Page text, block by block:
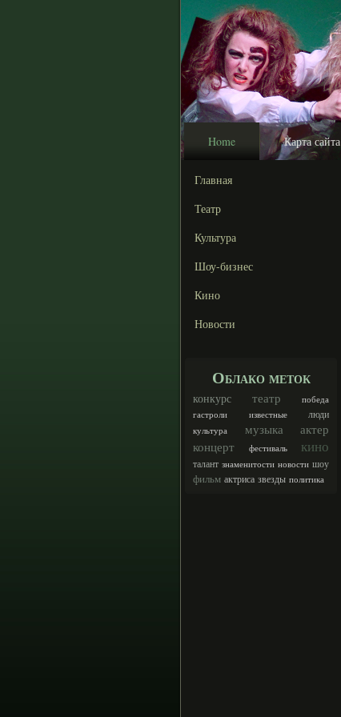
Home Карта сайта
Главная
Театр
Культура
Шоу-бизнес
Кино
Новости
Облако меток
конкурс театр
победа
гастроли
известные люди
культура музыка
актер
концерт
фестиваль кино
талант знаменитости новости шоу
фильм актриса звезды политика